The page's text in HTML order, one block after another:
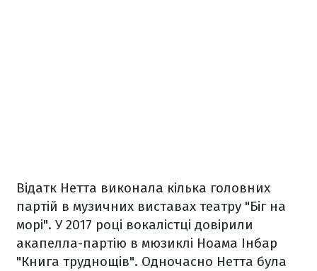
Відатк Нетта виконала кілька головних
партій в музичних виставах театру "Біг на
морі". У 2017 році вокалістці довірили
акапелла-партію в мюзиклі Ноама Інбар
"Книга труднощів". Одночасно Нетта була